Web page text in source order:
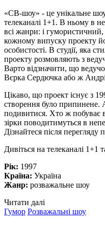
«СВ-шоу» - це унікальне
телеканалі 1+1. В ньому в
всі жанри: і
кожному випуску проекту
особистості. В студії, яка
проекту розмовляють з
Варто відзначити, що
Вєрка Сердючка або ж
Цікаво, що проект існує з
створення було припинене.
подивитися. Хто ж побуває
зірки поводитимуться в
Дізнайтеся після
Дивіться на телеканалі 1+1
Рік: 1997
Країна: Україна
Жанр: розважальне шоу
Читати далі
Гумор Розважальні шоу